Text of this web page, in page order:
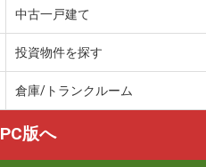
中古一戸建て
投資物件を探す
倉庫/トランクルーム
PC版へ